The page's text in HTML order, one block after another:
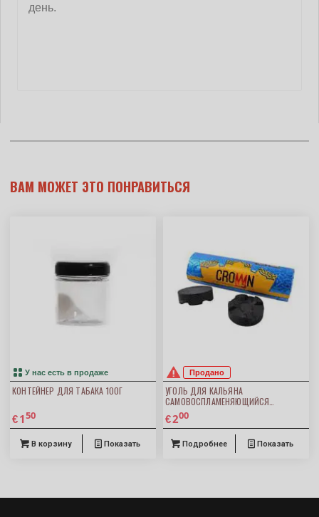
день.
ВАМ МОЖЕТ ЭТО ПОНРАВИТЬСЯ
У нас есть в продаже
КОНТЕЙНЕР ДЛЯ ТАБАКА 100Г
€150
В корзину Показать
Продано
УГОЛЬ ДЛЯ КАЛЬЯНА
САМОВОСПЛАМЕНЯЮЩИЙСЯ
CARBOPOL CROWN 40ММ 10ШТ
€200
Подробнее Показать